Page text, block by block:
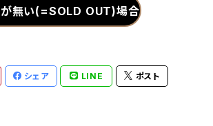
無い(=SOLD OUT)場合
シェア LINE ポスト